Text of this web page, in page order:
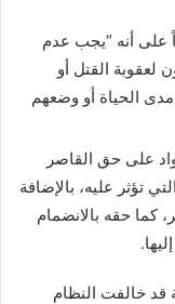
على أنه “يجب عدم
لعقوبة القتل أو
مدى الحياة أو وضعهم
تنصّ المواد على حق القاصر
تؤثر عليه، بالإضافة
كما حقه بالانضمام
قد خالفت النظام